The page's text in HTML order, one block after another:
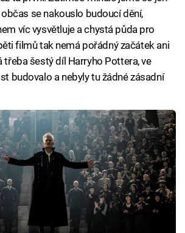
se nakouslo budoucí dění,
víc vysvětluje a chystá půda pro
filmů tak nemá pořádný začátek ani
třeba šestý díl Harryho Pottera, ve
budovalo a nebyly tu žádné zásadní